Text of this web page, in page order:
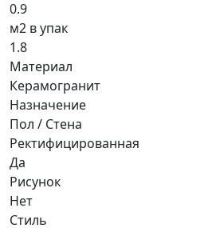
0.9
м2 в упак
1.8
Материал
Керамогранит
Назначение
Пол / Стена
Ректифицированная
Да
Рисунок
Нет
Стиль